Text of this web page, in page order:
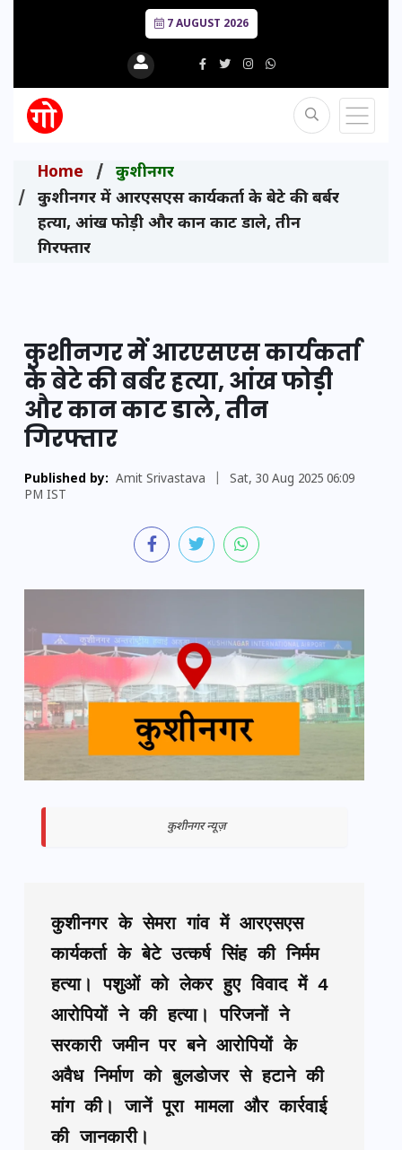
7 AUGUST 2026
Home
कुशीनगर
कुशीनगर में आरएसएस कार्यकर्ता के बेटे की बर्बर
हत्या, आंख फोड़ी और कान काट डाले, तीन
गिरफ्तार
कुशीनगर में आरएसएस कार्यकर्ता
के बेटे की बर्बर हत्या, आंख फोड़ी
और कान काट डाले, तीन
गिरफ्तार
Published by: Amit Srivastava
Sat, 30 Aug 2025 06:09
PM IST
कुशीनगर न्यूज़
कुशीनगर के सेमरा गांव में आरएसएस
कार्यकर्ता के बेटे उत्कर्ष सिंह की निर्मम
हत्या। पशुओं को लेकर हुए विवाद में 4
आरोपियों ने की हत्या। परिजनों ने
सरकारी जमीन पर बने आरोपियों के
अवैध निर्माण को बुलडोजर से हटाने की
मांग की। जानें पूरा मामला और कार्रवाई
की जानकारी।